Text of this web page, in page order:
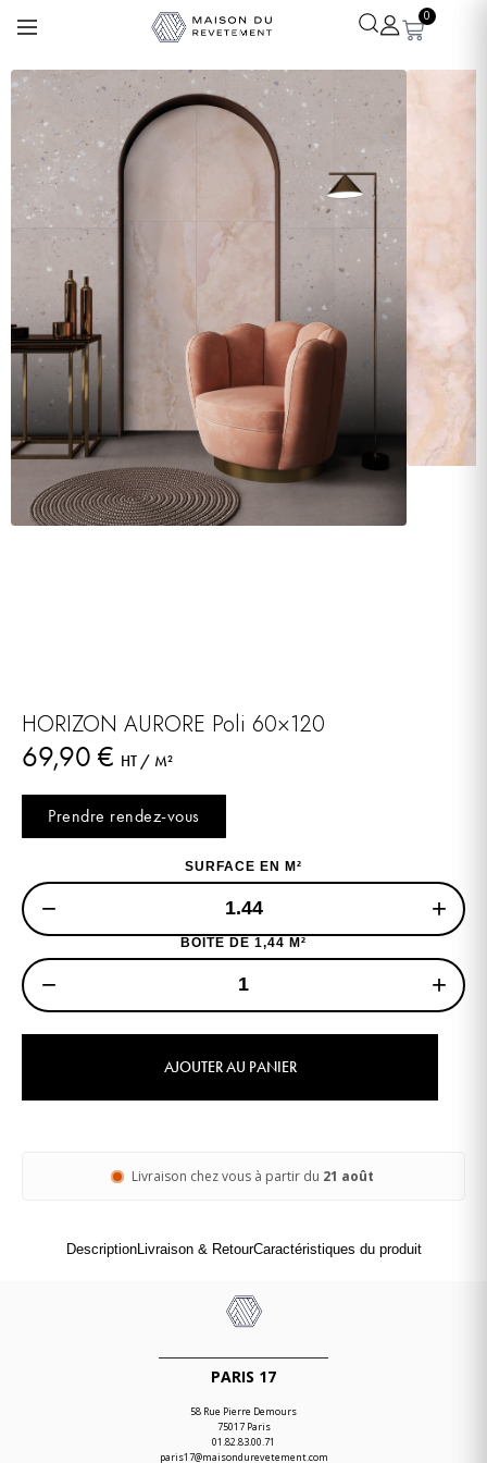
0
HORIZON AURORE Poli 60×120
69,90 € HT / M²
Prendre rendez-vous
SURFACE EN M²
− +
BOITE DE 1,44 M²
− +
AJOUTER AU PANIER
Livraison chez vous à partir du 21 août
DescriptionLivraison & RetourCaractéristiques du produit
PARIS 17
58 Rue Pierre Demours
75017 Paris
01.82.83.00.71
paris17@maisondurevetement.com
Léa
En ligne · Experte revêtements